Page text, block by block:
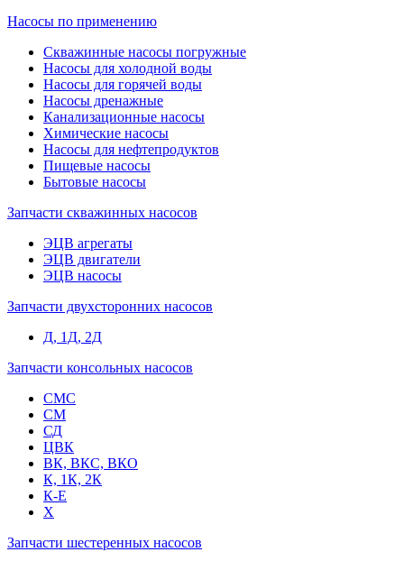
Насосы по применению
Скважинные насосы погружные
Насосы для холодной воды
Насосы для горячей воды
Насосы дренажные
Канализационные насосы
Химические насосы
Насосы для нефтепродуктов
Пищевые насосы
Бытовые насосы
Запчасти скважинных насосов
ЭЦВ агрегаты
ЭЦВ двигатели
ЭЦВ насосы
Запчасти двухсторонних насосов
Д, 1Д, 2Д
Запчасти консольных насосов
СМС
СМ
СД
ЦВК
ВК, ВКС, ВКО
К, 1К, 2К
К-Е
Х
Запчасти шестеренных насосов